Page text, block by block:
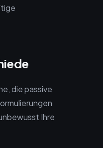
die passive
Ihre